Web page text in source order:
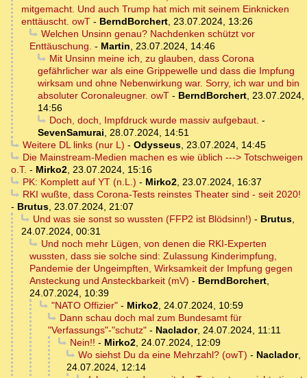
mitgemacht. Und auch Trump hat mich mit seinem Einknicken
enttäuscht. owT - BerndBorchert, 23.07.2024, 13:26
Welchen Unsinn genau? Nachdenken schützt vor
Enttäuschung. - Martin, 23.07.2024, 14:46
Mit Unsinn meine ich, zu glauben, dass Corona
gefährlicher war als eine Grippewelle und dass die Impfung
wirksam und ohne Nebenwirkung war. Sorry, ich war und bin
absoluter Coronaleugner. owT - BerndBorchert, 23.07.2024,
14:56
Doch, doch, Impfdruck wurde massiv aufgebaut. -
SevenSamurai, 28.07.2024, 14:51
Weitere DL links (nur L) - Odysseus, 23.07.2024, 14:45
Die Mainstream-Medien machen es wie üblich ---> Totschweigen
o.T. - Mirko2, 23.07.2024, 15:16
PK: Komplett auf YT (n.L.) - Mirko2, 23.07.2024, 16:37
RKI wußte, dass Corona-Tests reinstes Theater sind - seit 2020!
- Brutus, 23.07.2024, 21:07
Und was sie sonst so wussten (FFP2 ist Blödsinn!) - Brutus,
24.07.2024, 00:31
Und noch mehr Lügen, von denen die RKI-Experten
wussten, dass sie solche sind: Zulassung Kinderimpfung,
Pandemie der Ungeimpften, Wirksamkeit der Impfung gegen
Ansteckung und Ansteckbarkeit (mV) - BerndBorchert,
24.07.2024, 10:39
"NATO Offizier"- Mirko2, 24.07.2024, 10:59
Dann schau doch mal zum Bundesamt für
"Verfassungs"-"schutz" - Naclador, 24.07.2024, 11:11
Nein!! - Mirko2, 24.07.2024, 12:09
Wo siehst Du da eine Mehrzahl? (owT) - Naclador,
24.07.2024, 12:14